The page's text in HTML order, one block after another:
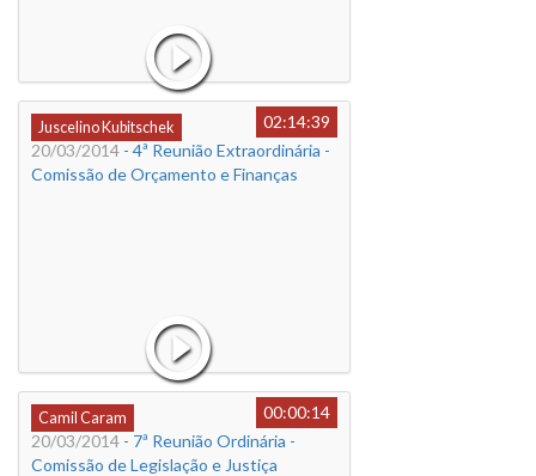
Juscelino Kubitschek
02:14:39
20/03/2014 - 4ª Reunião Extraordinária -
Comissão de Orçamento e Finanças
Camil Caram
00:00:14
20/03/2014 - 7ª Reunião Ordinária -
Comissão de Legislação e Justiça